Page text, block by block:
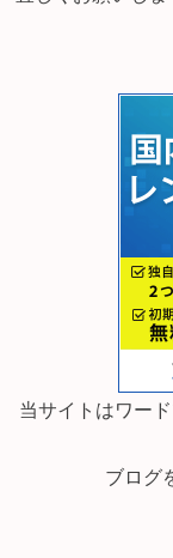
当サイトはワー
ブログ